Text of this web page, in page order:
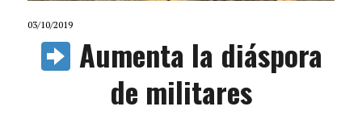
03/10/2019
Aumenta la diáspora
de militares